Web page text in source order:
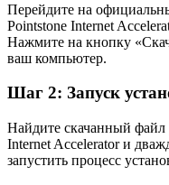
Перейдите на
Pointstone Internet
Нажмите на кнопку
ваш компьютер.
Шаг 2: Запуск
Найдите скачанный файл
Internet Accelerator и
запустить процесс